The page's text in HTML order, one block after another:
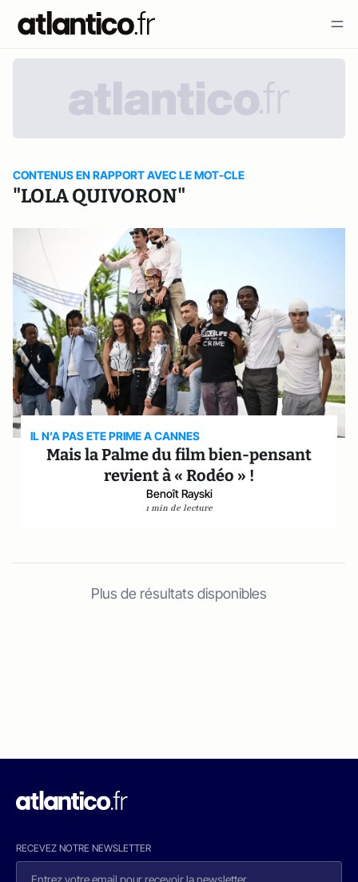
CONTENUS EN RAPPORT AVEC LE MOT-CLE
"LOLA QUIVORON"
IL N’A PAS ETE PRIME A CANNES
Mais la Palme du film bien-pensant
revient à « Rodéo » !
Benoît Rayski
1 min de lecture
Plus de résultats disponibles
RECEVEZ NOTRE NEWSLETTER